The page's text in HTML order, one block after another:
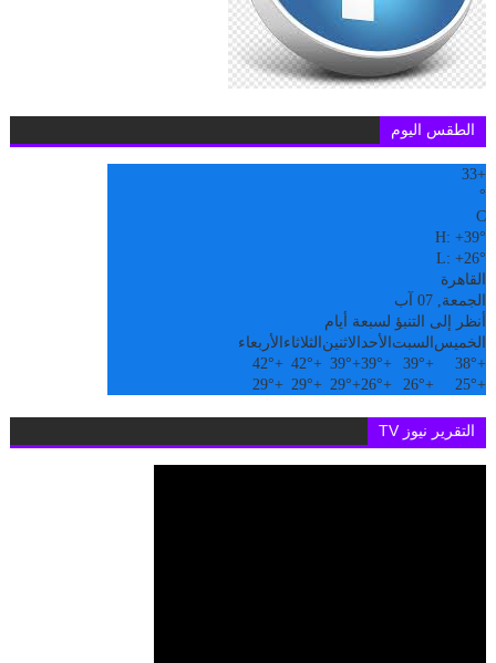
الطقس اليوم
+
33
°
C
H:+39°
L:+26°
القاهرة
الجمعة, 07 آب
أنظر إلى التنبؤ لسبعة أيام
الخميس السبت الأحدالاثنين الثلاثاء الأربعاء
+
38°
+
39°
+
39°
+
39°
+
42°
+
42°
+
25°
+
26°
+
26°
+
29°
+
29°
+
29°
التقرير نيوز TV